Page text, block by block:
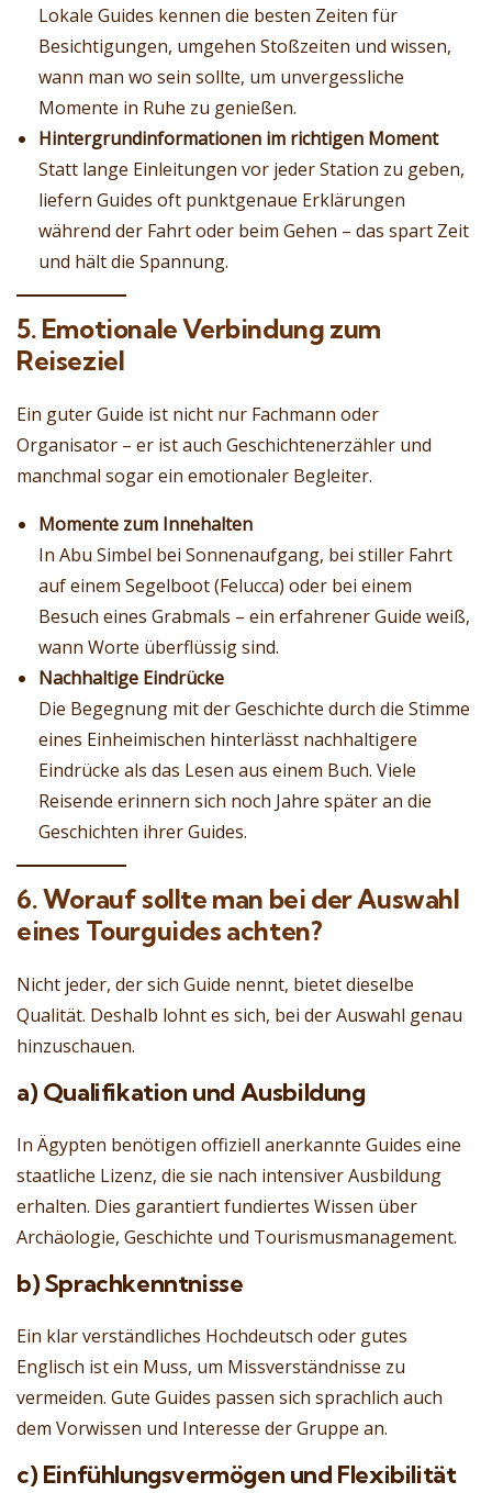
Lokale Guides kennen die besten Zeiten für
Besichtigungen, umgehen Stoßzeiten und wissen,
wann man wo sein sollte, um unvergessliche
Momente in Ruhe zu genießen.
Hintergrundinformationen im richtigen Moment
Statt lange Einleitungen vor jeder Station zu geben,
liefern Guides oft punktgenaue Erklärungen
während der Fahrt oder beim Gehen – das spart Zeit
und hält die Spannung.
5. Emotionale Verbindung zum
Reiseziel
Ein guter Guide ist nicht nur Fachmann oder
Organisator – er ist auch Geschichtenerzähler und
manchmal sogar ein emotionaler Begleiter.
Momente zum Innehalten
In Abu Simbel bei Sonnenaufgang, bei stiller Fahrt
auf einem Segelboot (Felucca) oder bei einem
Besuch eines Grabmals – ein erfahrener Guide weiß,
wann Worte überflüssig sind.
Nachhaltige Eindrücke
Die Begegnung mit der Geschichte durch die Stimme
eines Einheimischen hinterlässt nachhaltigere
Eindrücke als das Lesen aus einem Buch. Viele
Reisende erinnern sich noch Jahre später an die
Geschichten ihrer Guides.
6. Worauf sollte man bei der Auswahl
eines Tourguides achten?
Nicht jeder, der sich Guide nennt, bietet dieselbe
Qualität. Deshalb lohnt es sich, bei der Auswahl genau
hinzuschauen.
a) Qualifikation und Ausbildung
In Ägypten benötigen offiziell anerkannte Guides eine
staatliche Lizenz, die sie nach intensiver Ausbildung
erhalten. Dies garantiert fundiertes Wissen über
Archäologie, Geschichte und Tourismusmanagement.
b) Sprachkenntnisse
Ein klar verständliches Hochdeutsch oder gutes
Englisch ist ein Muss, um Missverständnisse zu
vermeiden. Gute Guides passen sich sprachlich auch
dem Vorwissen und Interesse der Gruppe an.
c) Einfühlungsvermögen und Flexibilität